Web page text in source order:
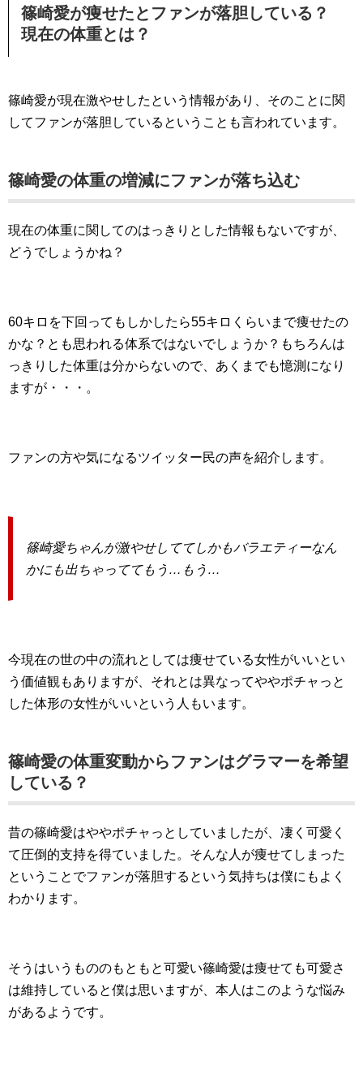
篠崎愛が痩せたとファンが落胆している？
現在の体重とは？
篠崎愛が現在激やせしたという情報があり、そのことに関
してファンが落胆しているということも言われています。
篠崎愛の体重の増減にファンが落ち込む
現在の体重に関してのはっきりとした情報もないですが、
どうでしょうかね？
60キロを下回ってもしかしたら55キロくらいまで痩せたの
かな？とも思われる体系ではないでしょうか？もちろんは
っきりした体重は分からないので、あくまでも憶測になり
ますが・・・。
ファンの方や気になるツイッター民の声を紹介します。
篠崎愛ちゃんが激やせしててしかもバラエティーなん
かにも出ちゃっててもう…もう…
今現在の世の中の流れとしては痩せている女性がいいとい
う価値観もありますが、それとは異なってややポチャっと
した体形の女性がいいという人もいます。
篠崎愛の体重変動からファンはグラマーを希望
している？
昔の篠崎愛はややポチャっとしていましたが、凄く可愛く
て圧倒的支持を得ていました。そんな人が痩せてしまった
ということでファンが落胆するという気持ちは僕にもよく
わかります。
そうはいうもののもともと可愛い篠崎愛は痩せても可愛さ
は維持していると僕は思いますが、本人はこのような悩み
があるようです。